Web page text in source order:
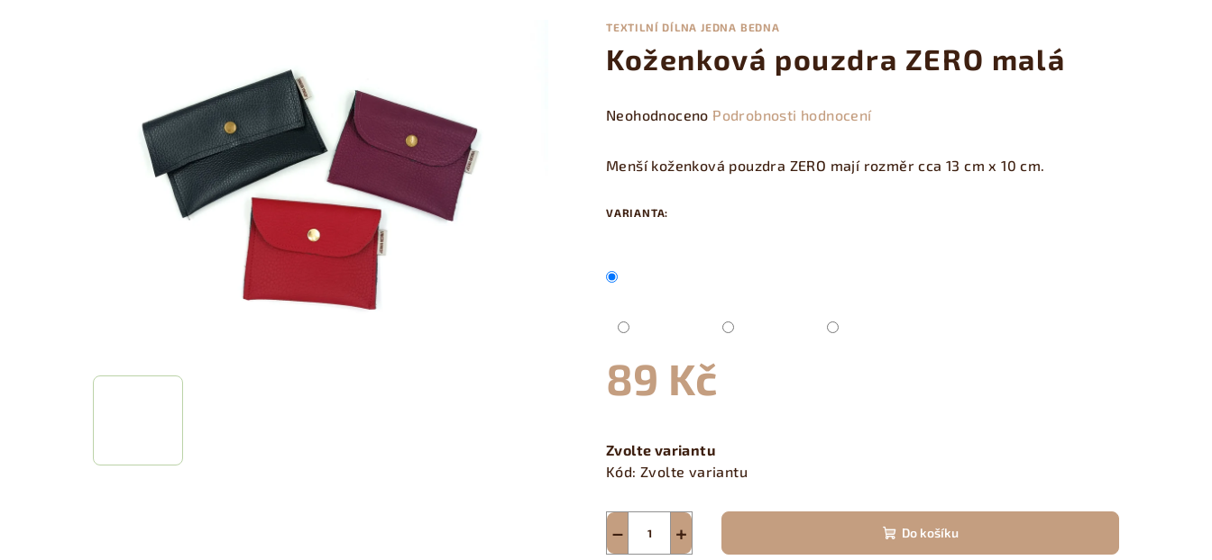
TEXTILNÍ DÍLNA JEDNA BEDNA
Koženková pouzdra ZERO malá
Průměrné
produktu
z
Neohodnoceno Podrobnosti hodnocení
Menší koženková pouzdra ZERO mají rozměr cca 13 cm x 10 cm.
VARIANTA:
89 Kč
cena:
Zvolte variantu
Kód: Zvolte variantu
+
− Do košíku